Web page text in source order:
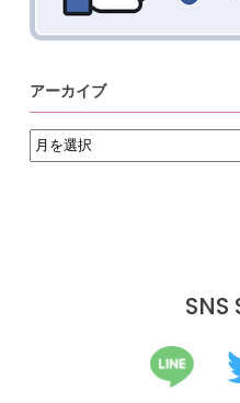
アーカイブ
ア
ー
カ
SNS